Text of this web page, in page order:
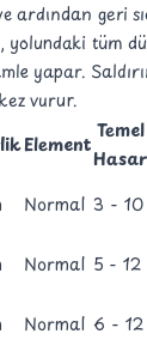
ardından geri
yolundaki tüm
yapar.
vurur.
Element
Temel
Hasar
Normal 3 - 10
Normal 5 - 12
Normal 6 - 12